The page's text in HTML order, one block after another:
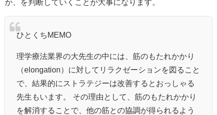
か、を判断していくことが大事になります。
ひとくちMEMO
理学療法業界の大先生の中には、筋のもたれかかり
（elongation）に対してリラクゼーションを図ること
で、結果的にストラテジーは改善するとおっしゃる
先生もいます。 その理由として、筋のもたれかかり
を解消することで、他の筋との協調が得られるよう